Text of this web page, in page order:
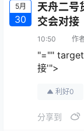
5月
30
天舟二号
交会对接
10:50 作
"=""
接'">
利好0
分享到